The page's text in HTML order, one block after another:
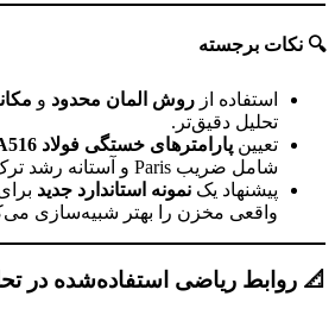
🔍 نکات برجسته
استفاده از روش المان محدود و
تحلیل دقیق‌تر.
تعیین پارامترهای خستگی فولاد A516
شامل ضریب Paris و آستانه رشد ترک.
پیشنهاد یک نمونه استاندارد جدید
واقعی مخزن را بهتر شبیه‌سازی
📐 روابط ریاضی استفاده‌شده در